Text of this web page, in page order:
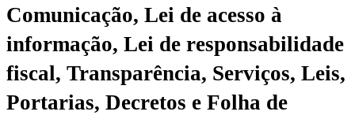
Comunicação, Lei de acesso à
informação, Lei de responsabilidade
fiscal, Transparência, Serviços, Leis,
Portarias, Decretos e Folha de